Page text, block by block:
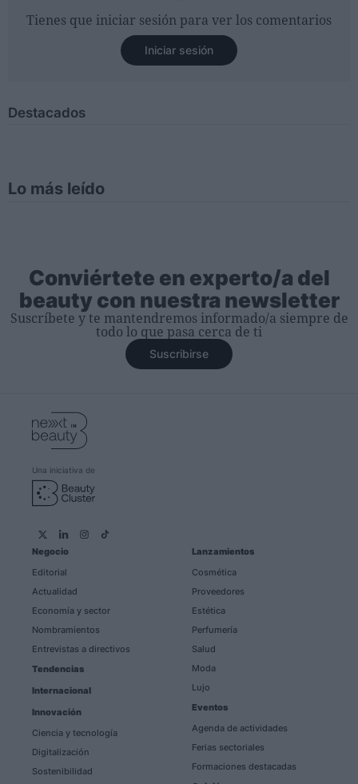
Tienes que iniciar sesión para ver los comentarios
Iniciar sesión
Destacados
Lo más leído
Conviértete en experto/a del
beauty con nuestra newsletter
Suscríbete y te mantendremos informado/a siempre de
todo lo que pasa cerca de ti
Suscribirse
Una iniciativa de
Negocio
Editorial
Actualidad
Economía y sector
Nombramientos
Entrevistas a directivos
Tendencias
Internacional
Innovación
Ciencia y tecnología
Digitalización
Sostenibilidad
Lanzamientos
Cosmética
Proveedores
Estética
Perfumería
Salud
Moda
Lujo
Eventos
Agenda de actividades
Ferias sectoriales
Formaciones destacadas